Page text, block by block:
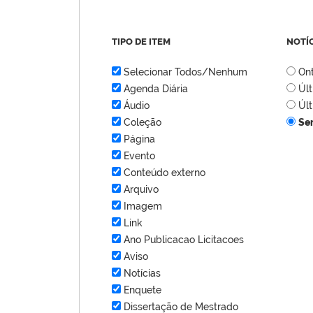
TIPO DE ITEM
Selecionar Todos/Nenhum
Agenda Diária
Áudio
Coleção
Página
Evento
Conteúdo externo
Arquivo
Imagem
Link
Ano Publicacao Licitacoes
Aviso
Notícias
Enquete
Dissertação de Mestrado